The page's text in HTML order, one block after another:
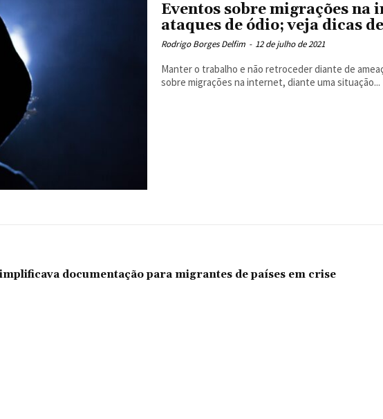
Eventos sobre migrações
ataques de ódio; veja dicas
Rodrigo Borges Delfim - 12 de julho de 2021
Manter o trabalho e não retroceder diante de
sobre migrações na internet, diante uma situação...
documentação para migrantes de países em crise